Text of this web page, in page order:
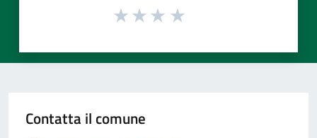
Contatta il comune